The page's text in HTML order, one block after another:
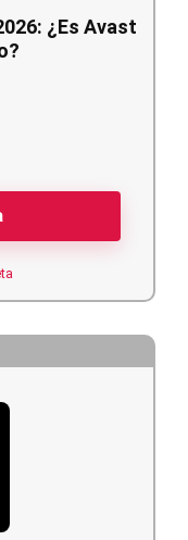
¿Es Avast